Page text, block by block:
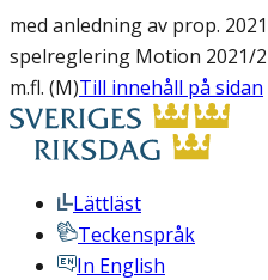
med anledning av prop.
spelreglering Motion 2021/
m.fl. (M)Till innehåll på sidan
Lättläst
Teckenspråk
In English